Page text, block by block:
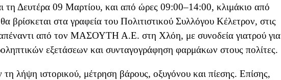
Δευτέρα 09 Μαρτίου, και από ώρες 09:00–14:00, κλιμάκιο από
στα γραφεία του Πολιτιστικού Συλλόγου Κέλετρον, στις
απέναντι από τον ΜΑΣΟΥΤΗ Α.Ε. στη Χλόη, με συνοδεία γιατρού για
εξετάσεων και συνταγογράφηση φαρμάκων στους πολίτες.
τη λήψη ιστορικού, μέτρηση βάρους, οξυγόνου και πίεσης. Επίσης,